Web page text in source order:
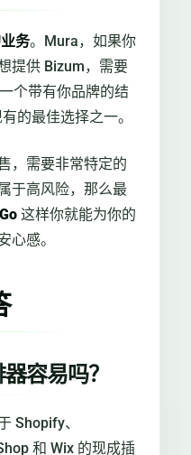
务。Mura，如果你
提供 Bizum，需要
个带有你品牌的结
的最佳选择之一。
，需要非常特定的
于高风险，那么最
这样你就能为你的
心感。
容易吗？
Shopify、
和 Wix 的现成插